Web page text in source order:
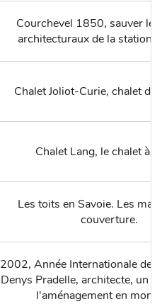
Courchevel 1850, sauver
architecturaux de la station
Chalet Joliot-Curie, chalet de
Chalet Lang, le chalet à
Les toits en Savoie. Les
couverture.
2002, Année Internationale des
Denys Pradelle, architecte, un
l'aménagement en